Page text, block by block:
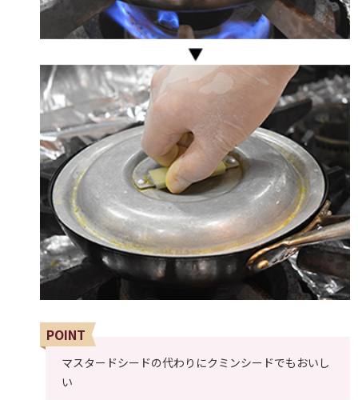
POINT
マスタードシードの代わりにクミンシードでもおいし
い